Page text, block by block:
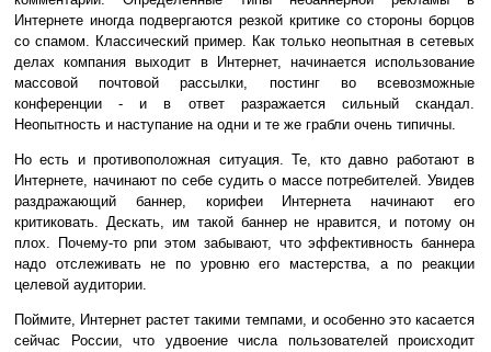
Интернете иногда подвергаются резкой критике со стороны борцов
со спамом. Классический пример. Как только неопытная в сетевых
делах компания выходит в Интернет, начинается использование
массовой почтовой рассылки, постинг во всевозможные
конференции - и в ответ разражается сильный скандал.
Неопытность и наступание на одни и те же грабли очень типичны.
Но есть и противоположная ситуация. Те, кто давно работают в
Интернете, начинают по себе судить о массе потребителей. Увидев
раздражающий баннер, корифеи Интернета начинают его
критиковать. Дескать, им такой баннер не нравится, и потому он
плох. Почему-то рпи этом забывают, что эффективность баннера
надо отслеживать не по уровню его мастерства, а по реакции
целевой аудитории.
Поймите, Интернет растет такими темпами, и особенно это касается
сейчас России, что удвоение числа пользователей происходит